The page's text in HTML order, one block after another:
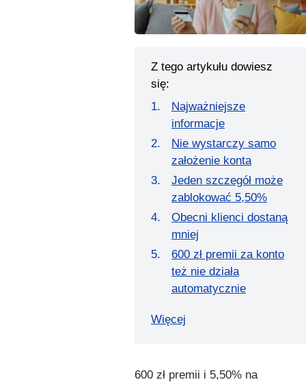
Z tego artykułu dowiesz
się:
Najważniejsze
informacje
Nie wystarczy samo
założenie konta
Jeden szczegół może
zablokować 5,50%
Obecni klienci dostaną
mniej
600 zł premii za konto
też nie działa
automatycznie
Więcej
600 zł premii i 5,50% na